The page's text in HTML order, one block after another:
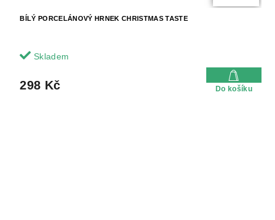
BÍLÝ PORCELÁNOVÝ HRNEK CHRISTMAS TASTE
Skladem
298 Kč Do košíku